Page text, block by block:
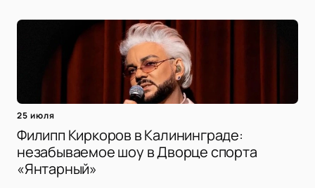
25 июля
Филипп Киркоров в Калининграде:
незабываемое шоу в Дворце спорта
«Янтарный»